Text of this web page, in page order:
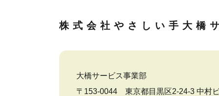
株式会社やさしい手 大橋
大橋サービス事業部
〒153-0044 東京都目黒区2-24-3 中村